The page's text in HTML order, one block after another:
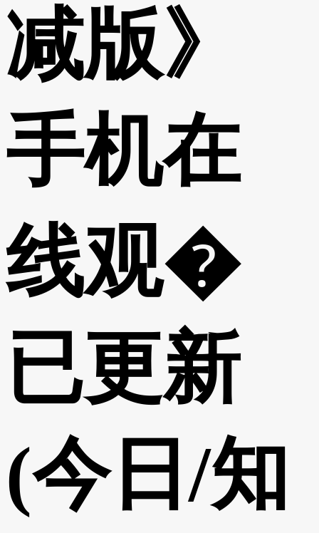
减版》
手机在
线观�
已更新
(今日/知